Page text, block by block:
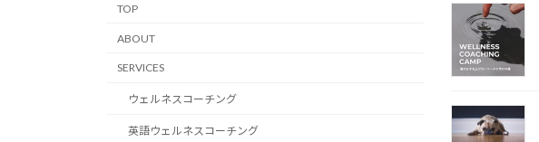
TOP
ABOUT
SERVICES
ウェルネスコーチング
英語ウェルネスコーチング